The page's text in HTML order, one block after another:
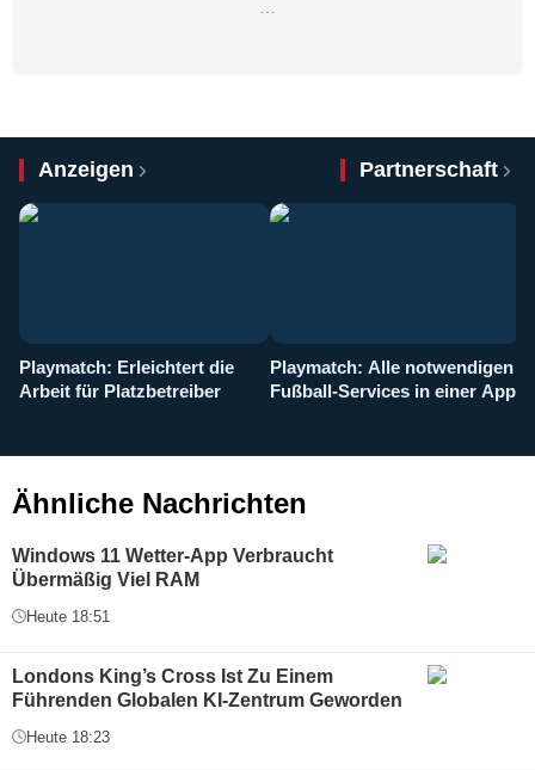
Anzeigen Partnerschaft
Playmatch: Erleichtert die
Arbeit für Platzbetreiber
Playmatch: Alle notwendigen
Fußball-Services in einer App
Ähnliche Nachrichten
Windows 11 Wetter-App Verbraucht
Übermäßig Viel RAM
Heute 18:51
Londons King’s Cross Ist Zu Einem
Führenden Globalen KI-Zentrum Geworden
Heute 18:23